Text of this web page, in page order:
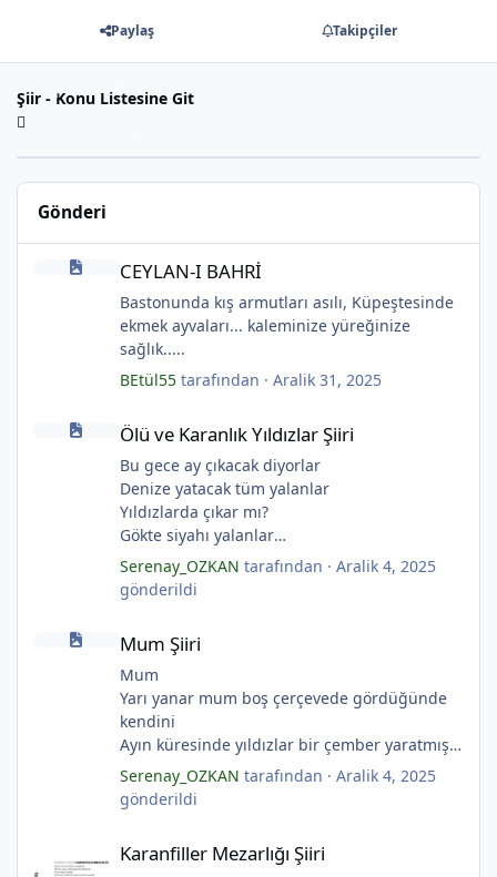
Paylaş Takipçiler
Şiir - Konu Listesine Git
Gönderi
CEYLAN-I BAHRİ
Bastonunda kış armutları asılı, Küpeştesinde
ekmek ayvaları... kaleminize yüreğinize
sağlık.....
BEtül55tarafından · Aralik 31, 2025
Ölü ve Karanlık Yıldızlar Şiiri
Bu gece ay çıkacak diyorlar
Denize yatacak tüm yalanlar
Yıldızlarda çıkar mı?
Gökte siyahı yalanlar
Ölü ve karanlık yıldızlar
Ayı sarhoş etmişler
Ay kesilmiş kızıl, kızıl
(Serenay Özkan, Viata)
Serenay_OZKAN tarafından · Aralik 4, 2025
gönderildi
Mum Şiiri
Mum
Yarı yanar mum boş çerçevede gördüğünde
kendini
Ayın küresinde yıldızlar bir çember yaratmış
Çocukların rüyalarını.
Gıcırdayan tahta evimizdeki mumlar
Bizi bizlere gösteren fenermiş.
Fenerler bir başka yanarmış.
Serenay_OZKAN tarafından · Aralik 4, 2025
gönderildi
Karanfiller Mezarlığı Şiiri
*
*